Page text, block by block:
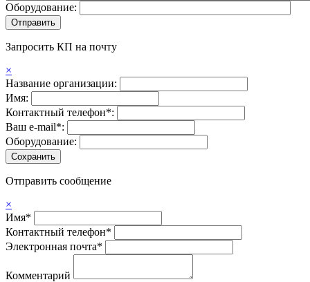
Оборудование:
Запросить КП на почту
×
Название организации:
Имя:
Контактный телефон*:
Ваш e-mail*:
Оборудование:
Отправить сообщение
×
Имя*
Контактный телефон*
Электронная почта*
Комментарий